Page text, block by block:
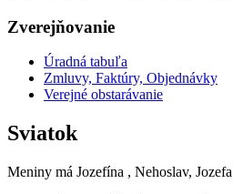
Zverejňovanie
Úradná tabuľa
Zmluvy, Faktúry, Objednávky
Verejné obstarávanie
Sviatok
Meniny má Jozefína , Nehoslav, Jozefa